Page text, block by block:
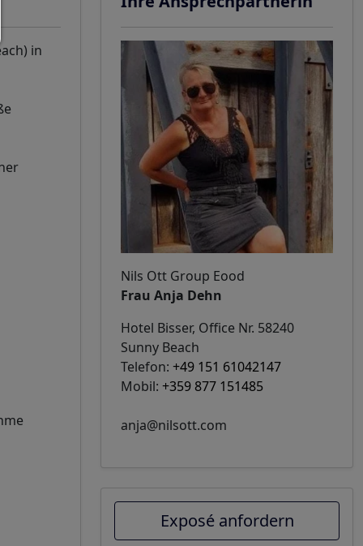
in
Nils Ott Group Eood
Frau Anja Dehn
Hotel Bisser, Office Nr. 58240
Sunny Beach
Telefon: +49 151 61042147
Mobil: +359 877 151485
anja@nilsott.com
Exposé anfordern